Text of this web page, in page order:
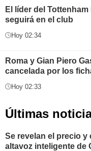
El líder del
seguirá en el club
Hoy 02:34
Roma y Gian Piero
cancelada por los
Hoy 02:33
Últimas
Se revelan el precio y
altavoz inteligente de